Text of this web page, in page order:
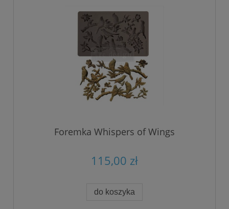
Foremka Whispers of Wings
115,00 zł
do koszyka